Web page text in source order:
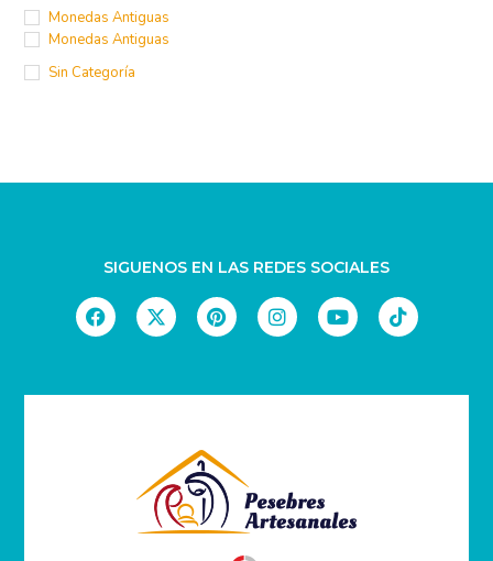
Monedas Antiguas
Monedas Antiguas
Sin Categoría
SIGUENOS EN LAS REDES SOCIALES